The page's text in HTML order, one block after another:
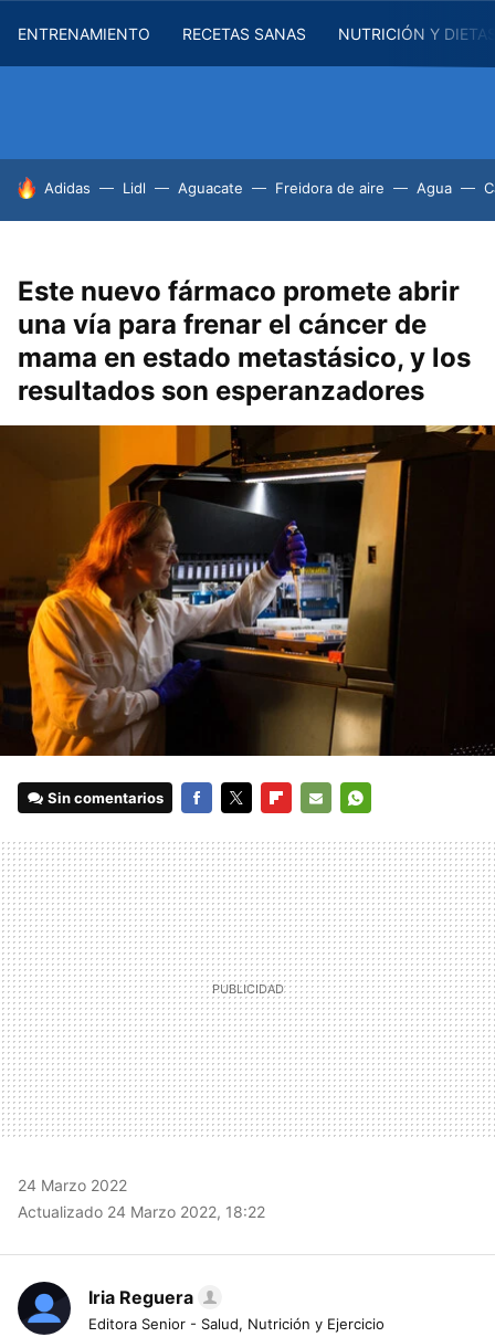
ENTRENAMIENTO RECETAS SANAS NUTRICIÓN Y
HOY SE HABLA DE
Adidas Lidl Aguacate Freidora de aire Agua
Este nuevo fármaco promete abrir
una vía para frenar el cáncer de
mama en estado metastásico, y los
resultados son esperanzadores
Sin comentarios
MAIL
24 Marzo 2022
Actualizado 24 Marzo 2022, 18:22
Iria Reguera
Editora Senior - Salud, Nutrición y Ejercicio